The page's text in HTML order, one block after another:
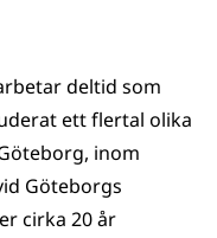
deltid som
ett flertal olika
inom
Göteborgs
cirka 20 år